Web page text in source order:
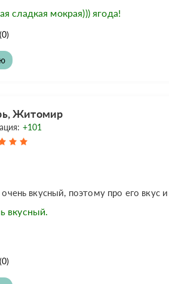
сладкая мокрая))) ягода!
(0)
Житомир
+101
очень вкусный, поэтому про его
вкусный.
(0)